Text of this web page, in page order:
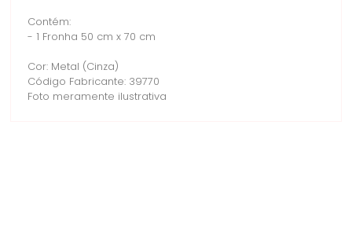
Contém:
- 1 Fronha 50 cm x 70 cm
Cor: Metal (Cinza)
Código Fabricante: 39770
Foto meramente ilustrativa